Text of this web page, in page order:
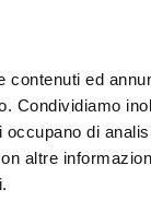
ed
Condividiamo
di
altre